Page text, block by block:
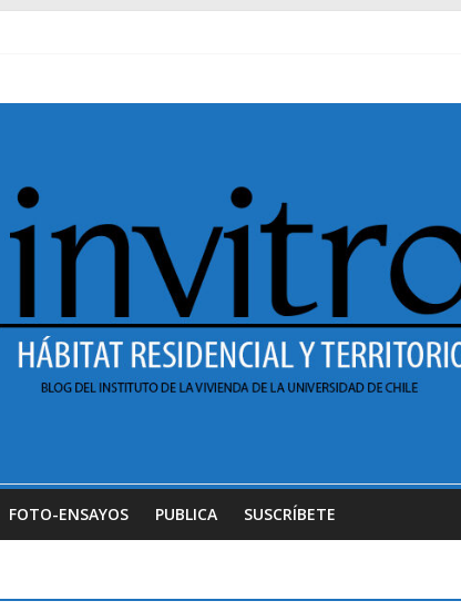
1 de ciclo de conversatorios 40 años INVI
FOTO-ENSAYOS PUBLICA SUSCRÍBETE